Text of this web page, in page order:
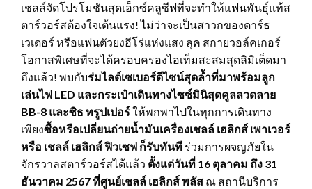
เชลล์จัดโปรโมชันสุดเอ็กซ์คลูซีฟที่จะทำให้แฟนพันธุ์แท้ส
ตาร์วอร์สต้องใจเต้นแรง! ไม่ว่าจะเป็นสาวกของดาร์ธ
เวเดอร์ หรือแฟนตัวยงฮีโร่แห่งแสง ลุค สกายวอล์คเกอร์
โอกาสพิเศษที่จะได้ครอบครองไอเท็มสะสมสุดลิมิเต็ดมา
ถึงแล้ว! พบกับร่มไลต์เซเบอร์ดีไซน์สุดล้ำที่มาพร้อมลูก
เล่นไฟ LED และกระเป๋าเดินทางไซซ์มินิสุดคูลลวดลาย
BB-8 และซิธ ทรูปเปอร์ให้พกพาไปในทุกการเดินทาง
เพียงซื้อหรือเปลี่ยนถ่ายน้ำมันเครื่องเชลล์ เฮลิกส์ เพาเวอร์
หรือ เชลล์ เฮลิกส์ ฟิวเซฟ ก็รับทันที ร่วมการผจญภัยใน
จักรวาลสตาร์วอร์สได้แล้ว ตั้งแต่วันที่ 16 ตุลาคม ถึง 31
ธันวาคม 2567ที่ศูนย์เชลล์ เฮลิกส์ พลัส ณ สถานีบริการ